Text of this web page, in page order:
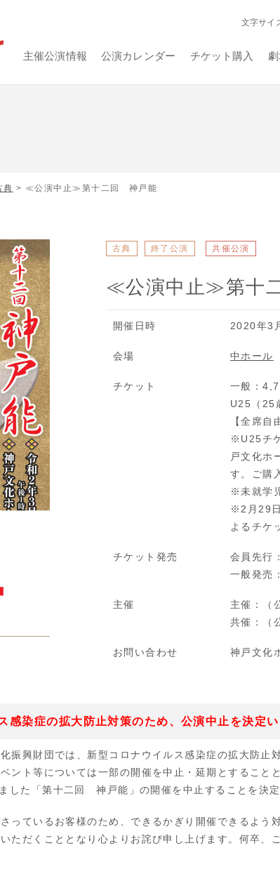
文字サイ
主催公演情報 公演カレンダー チケット購入
典 > ≪公演中止≫第十二回 神戸能
古典 終了公演 共催公演
≪公演中止≫第十
開催日時 2020年3
会場 中ホール
チケット
一般：
U25（25
【全席自
※U25チ
戸文化ホ
す。ご購
※未就学
※2月29
よるチケ
チケット発売
会員先行
一般発売
主催
主催：（
共催：（
お問い合わせ 神戸文化
感染症の拡大防止対策のため、公演中止を決定い
振興財団では、新型コロナウイルス感染症の拡大防止
ント等については一部の開催を中止・延期とすること
した「第十二回 神戸能」の開催を中止することを決定
っているお客様のため、できるかぎり開催できるよう
ただくこととなり心よりお詫び申し上げます。何卒、